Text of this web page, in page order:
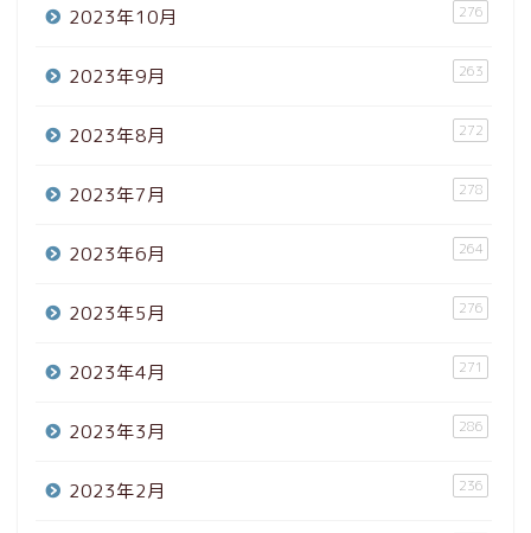
2023年10月 276
2023年9月 263
2023年8月 272
2023年7月 278
2023年6月 264
2023年5月 276
2023年4月 271
2023年3月 286
2023年2月 236